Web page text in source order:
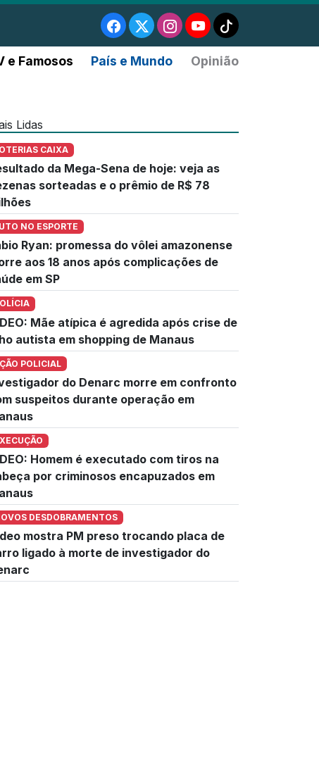
e Famosos País e Mundo Opinião
Lidas
CAIXA
da Mega-Sena de hoje: veja as
sorteadas e o prêmio de R$ 78
NO ESPORTE
Ryan: promessa do vôlei amazonense
aos 18 anos após complicações de
em SP
Mãe atípica é agredida após crise de
autista em shopping de Manaus
POLICIAL
do Denarc morre em confronto
suspeitos durante operação em
Homem é executado com tiros na
por criminosos encapuzados em
DESDOBRAMENTOS
mostra PM preso trocando placa de
ligado à morte de investigador do